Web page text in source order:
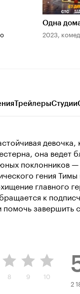
Одна
2023,
ТрейлерыСтудии
она
поклонников
гения
главного
к
завершить
8 9 10
2